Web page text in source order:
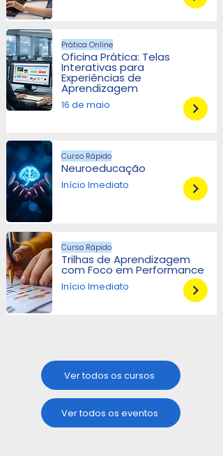
Prática Online
Oficina Prática: Telas
Interativas para
Experiências de
Aprendizagem
16 de maio
Curso Rápido
Neuroeducação
Início Imediato
Curso Rápido
Trilhas de Aprendizagem
com Foco em Performance
Início Imediato
Ver todos os cursos
Ver todos os eventos